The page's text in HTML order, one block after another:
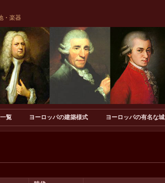
・楽器
覧 ヨーロッパの建築様式 ヨーロッパの有名な城